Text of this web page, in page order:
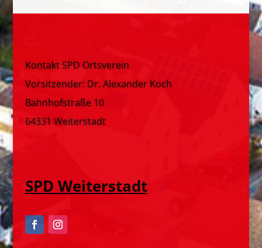
Kontakt SPD Ortsverein
Vorsitzender: Dr. Alexander Koch
Bahnhofstraße 10
64331 Weiterstadt
SPD Weiterstadt